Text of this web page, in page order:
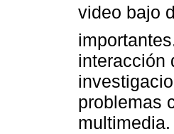
video bajo
interacción
problemas
multimedia.